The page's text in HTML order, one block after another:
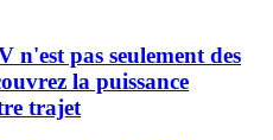
n'est pas seulement des
la puissance
trajet